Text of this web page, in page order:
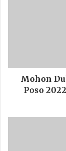
Mohon
Poso